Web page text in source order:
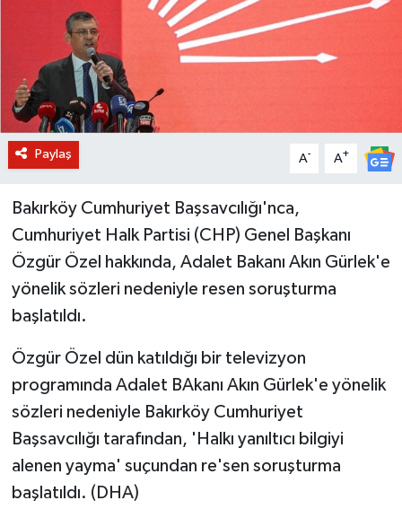
Paylaş A- A+
Bakırköy Cumhuriyet Başsavcılığı'nca,
Cumhuriyet Halk Partisi (CHP) Genel Başkanı
Özgür Özel hakkında, Adalet Bakanı Akın Gürlek'e
yönelik sözleri nedeniyle resen soruşturma
başlatıldı.
Özgür Özel dün katıldığı bir televizyon
programında Adalet BAkanı Akın Gürlek'e yönelik
sözleri nedeniyle Bakırköy Cumhuriyet
Başsavcılığı tarafından, 'Halkı yanıltıcı bilgiyi
alenen yayma' suçundan re'sen soruşturma
başlatıldı. (DHA)
KURUMSAL